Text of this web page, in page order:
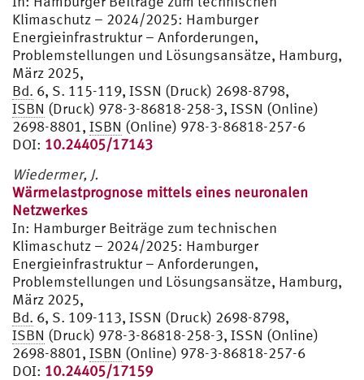
Klimaschutz – 2024/2025: Hamburger
Energieinfrastruktur – Anforderungen,
Problemstellungen und Lösungsansätze, Hamburg,
März 2025,
Bd. 6, S. 115-119, ISSN (Druck) 2698-8798,
ISBN (Druck) 978-3-86818-258-3, ISSN (Online)
2698-8801, ISBN (Online) 978-3-86818-257-6
DOI: 10.24405/17143
Wiedermer, J.
Wärmelastprognose mittels eines neuronalen
Netzwerkes
In: Hamburger Beiträge zum technischen
Klimaschutz – 2024/2025: Hamburger
Energieinfrastruktur – Anforderungen,
Problemstellungen und Lösungsansätze, Hamburg,
März 2025,
Bd. 6, S. 109-113, ISSN (Druck) 2698-8798,
ISBN (Druck) 978-3-86818-258-3, ISSN (Online)
2698-8801, ISBN (Online) 978-3-86818-257-6
DOI: 10.24405/17159